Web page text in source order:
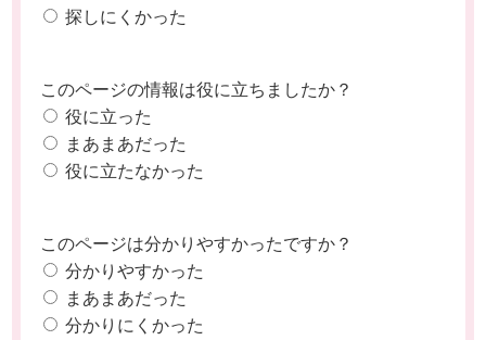
探しにくかった
このページの情報は役に立ちましたか？
役に立った
まあまあだった
役に立たなかった
このページは分かりやすかったですか？
分かりやすかった
まあまあだった
分かりにくかった